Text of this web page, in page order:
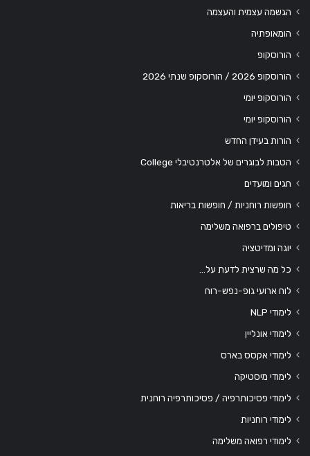
הגשמה עצמית והעצמה
הומאופתיה
הורוסקופ
הורוסקופ 2026 / הורוסקופ שנתי 2026
הורוסקופ יומי
הורוסקופ יומי
הורות בעידן החדש
הטבות לבוגרים של אלטרנטיבלי College
חגים ומועדים
חופשות רוחניות / חופשות בריאות
טיפולים ברפואה משלימה
יוגה ומדיטציה
כל מה שרצית לדעת על…
לוח ארועי גופ-נפש-רוח
לימודי NLP
לימודי אונליין
לימודי אקסס בארס
לימודי מיסטיקה
לימודי פסיכותרפיה / פסיכותרפיה רוחנית
לימודי רוחניות
לימודי רפואה משלימה